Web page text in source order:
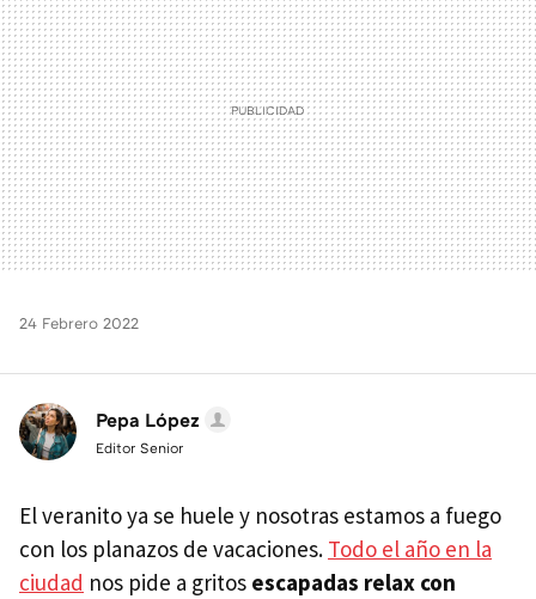
24 Febrero 2022
Pepa López
Editor Senior
El veranito ya se huele y nosotras estamos a fuego
con los planazos de vacaciones. Todo el año en la
ciudad nos pide a gritos escapadas relax con